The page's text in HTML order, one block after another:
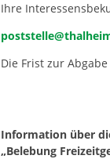
Ihre
Die Frist zur
Information über
„Belebung